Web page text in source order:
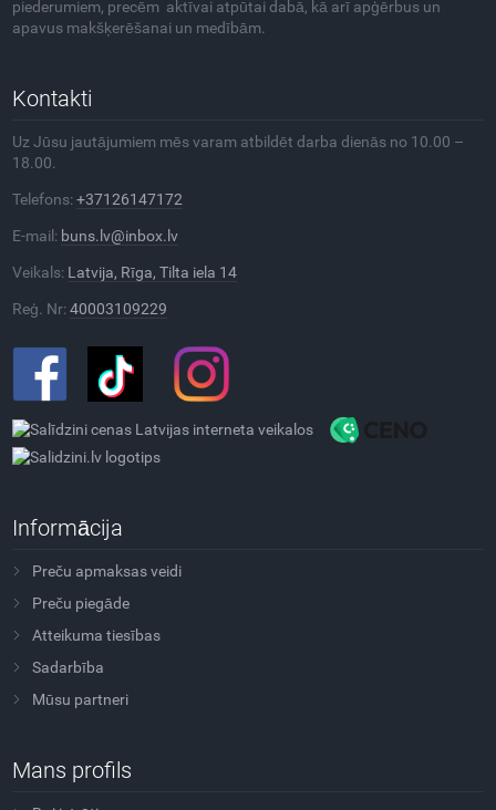
piederumiem, precēm aktīvai atpūtai dabā, kā arī apģērbus un
apavus makšķerēšanai un medībām.
Kontakti
Uz Jūsu jautājumiem mēs varam atbildēt darba dienās no 10.00 –
18.00.
Telefons:+37126147172
E-mail: buns.lv@inbox.lv
Veikals: Latvija, Rīga, Tilta iela 14
Reģ. Nr:40003109229
Informācija
Preču apmaksas veidi
Preču piegāde
Atteikuma tiesības
Sadarbība
Mūsu partneri
Mans profils